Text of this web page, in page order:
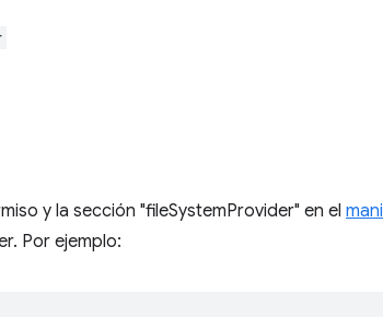
y la sección "fileSystemProvider" en el
Por ejemplo: